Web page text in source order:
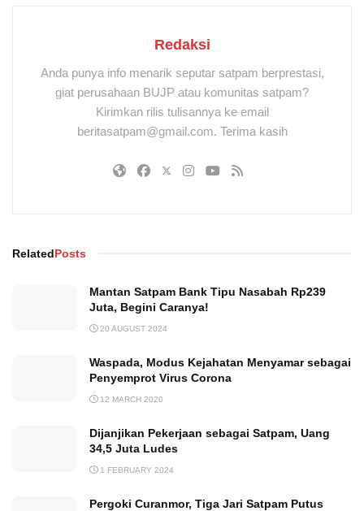
Redaksi
Anda punya info menarik seputar satpam berprestasi,
giat perusahaan BUJP atau komunitas satpam?
Kirimkan rilis tulisannya ke email
beritasatpam@gmail.com. Terima kasih
RelatedPosts
Mantan Satpam Bank Tipu Nasabah Rp239
Juta, Begini Caranya!
20 AUGUST 2024
Waspada, Modus Kejahatan Menyamar sebagai
Penyemprot Virus Corona
12 MARCH 2020
Dijanjikan Pekerjaan sebagai Satpam, Uang
34,5 Juta Ludes
1 FEBRUARY 2024
Pergoki Curanmor, Tiga Jari Satpam Putus